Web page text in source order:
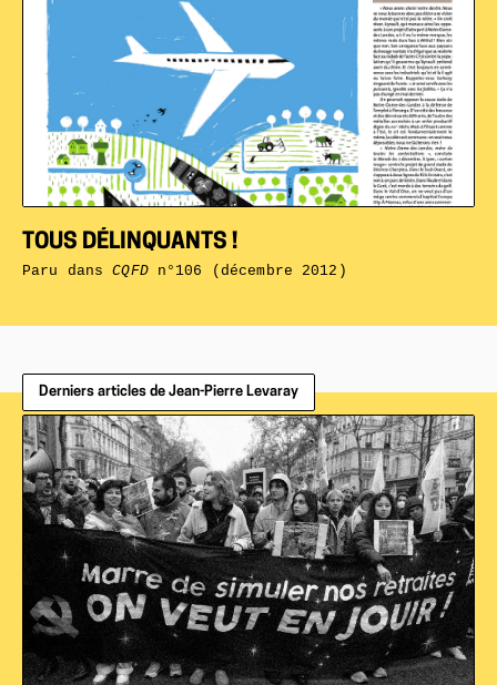
TOUS DÉLINQUANTS !
Paru dansCQFDn°106 (décembre 2012)
Derniers articles de Jean-Pierre Levaray